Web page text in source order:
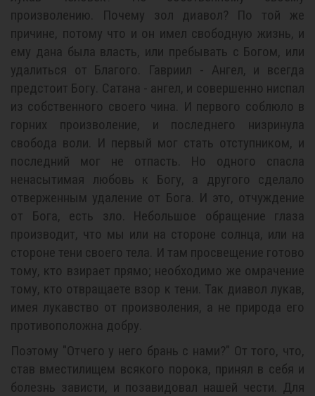
произволению. Почему зол диавол? По той же
причине, потому что и он имел свободную жизнь, и
ему дана была власть, или пребывать с Богом, или
удалиться от Благого. Гавриил - Ангел, и всегда
предстоит Богу. Сатана - ангел, и совершенно ниспал
из собственного своего чина. И первого соблюло в
горних произволение, и последнего низринула
свобода воли. И первый мог стать отступником, и
последний мог не отпасть. Но одного спасла
ненасытимая любовь к Богу, а другого сделало
отверженным удаление от Бога. И это, отчуждение
от Бога, есть зло. Небольшое обращение глаза
производит, что мы или на стороне солнца, или на
стороне тени своего тела. И там просвещение готово
тому, кто взирает прямо; необходимо же омрачение
тому, кто отвращаете взор к тени. Так диавол лукав,
имея лукавство от произволения, а не природа его
противоположна добру.
Поэтому "Отчего у него брань с нами?" От того, что,
став вместилищем всякого порока, принял в себя и
болезнь зависти, и позавидовал нашей чести. Для